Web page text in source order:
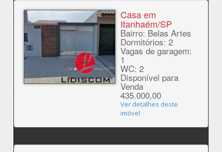
Casa em
Itanhaém/SP
Bairro: Belas Artes
Dormitórios: 2
Vagas de garagem:
1
WC: 2
Disponível para
Venda
435.000,00
Ver detalhes deste
imóvel